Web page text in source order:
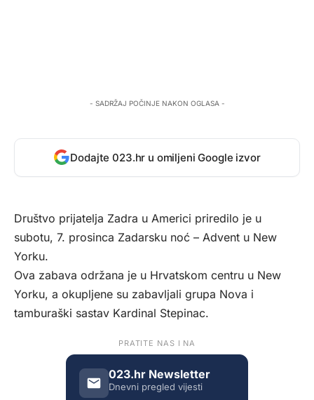
- SADRŽAJ POČINJE NAKON OGLASA -
Dodajte 023.hr u omiljeni Google izvor
Društvo prijatelja Zadra u Americi priredilo je u
subotu, 7. prosinca Zadarsku noć – Advent u New
Yorku.
Ova zabava održana je u Hrvatskom centru u New
Yorku, a okupljene su zabavljali grupa Nova i
tamburaški sastav Kardinal Stepinac.
PRATITE NAS I NA
023.hr Newsletter
Dnevni pregled vijesti